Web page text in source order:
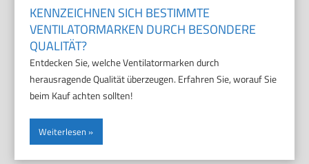
KENNZEICHNEN SICH BESTIMMTE
VENTILATORMARKEN DURCH BESONDERE
QUALITÄT?
Entdecken Sie, welche Ventilatormarken durch
herausragende Qualität überzeugen. Erfahren Sie, worauf Sie
beim Kauf achten sollten!
Weiterlesen